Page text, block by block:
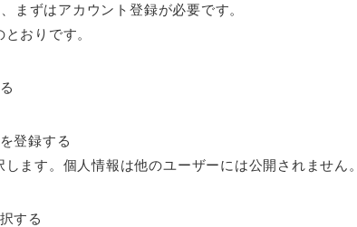
まずはアカウント登録が必要です。
おりです。
登録する
ます。個人情報は他のユーザーには公開されません。
する